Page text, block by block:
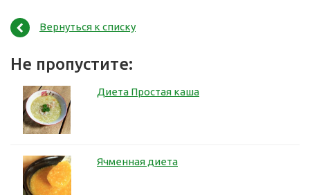
Вернуться к списку
Не пропустите:
Диета Простая каша
Ячменная диета